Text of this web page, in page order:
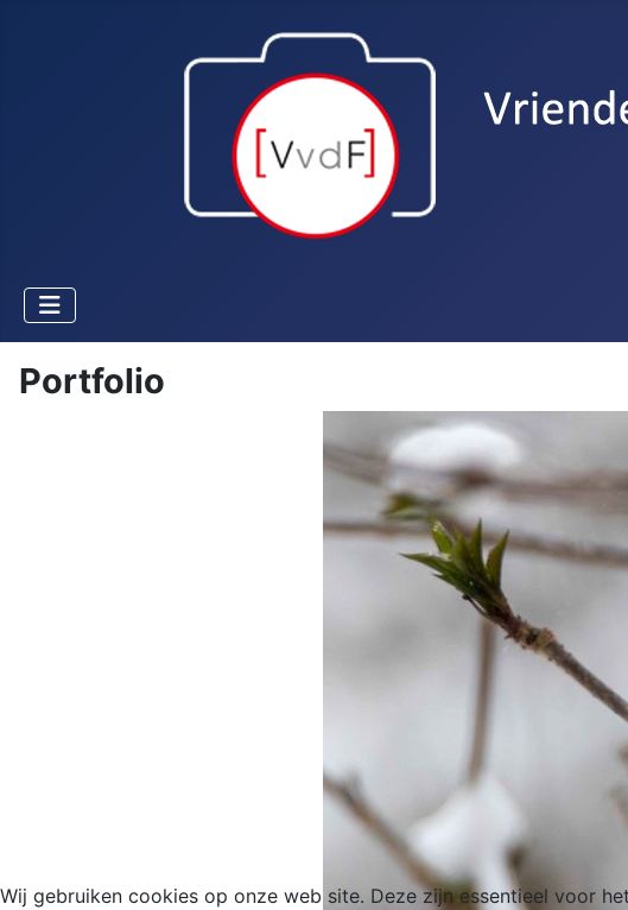
Portfolio
Wij gebruiken cookies op onze web site. Deze zijn essentieel voor